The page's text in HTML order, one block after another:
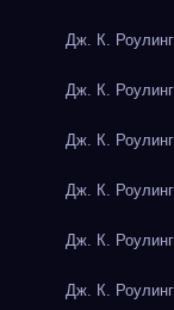
Дж. К.
Дж. К.
Дж. К.
Дж. К.
Дж. К.
Дж. К.